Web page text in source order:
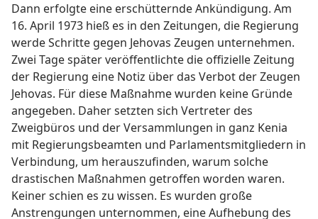
Dann erfolgte eine erschütternde Ankündigung. Am
16. April 1973 hieß es in den Zeitungen, die Regierung
werde Schritte gegen Jehovas Zeugen unternehmen.
Zwei Tage später veröffentlichte die offizielle Zeitung
der Regierung eine Notiz über das Verbot der Zeugen
Jehovas. Für diese Maßnahme wurden keine Gründe
angegeben. Daher setzten sich Vertreter des
Zweigbüros und der Versammlungen in ganz Kenia
mit Regierungsbeamten und Parlamentsmitgliedern in
Verbindung, um herauszufinden, warum solche
drastischen Maßnahmen getroffen worden waren.
Keiner schien es zu wissen. Es wurden große
Anstrengungen unternommen, eine Aufhebung des